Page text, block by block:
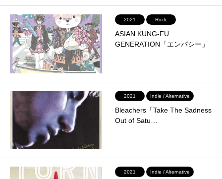
2021 Rock
ASIAN KUNG-FU
GENERATION「エンパシー」
2021 Indie / Alternative
Bleachers「Take The Sadness
Out of Satu…
2021 Indie / Alternative